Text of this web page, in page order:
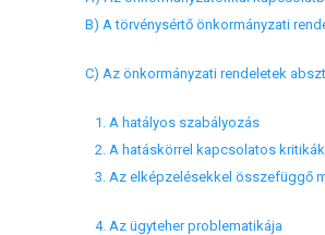
1. A hatályos szabályozás
2. A hatáskörrel kapcsolatos kritikák
4. Az ügyteher problematikája